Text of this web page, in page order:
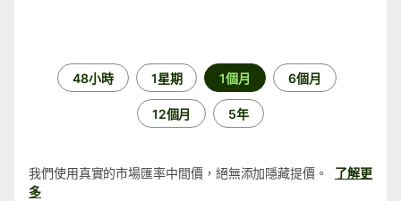
48小時 1星期 1個月 6個月
12個月 5年
我們使用真實的市場匯率中間價，絕無添加隱藏提價。
了解更
多